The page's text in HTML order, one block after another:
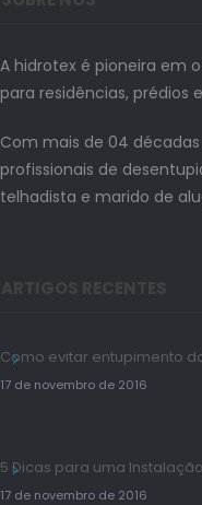
A hidrotex é pioneira em
para residências, prédios
Com mais de 04
profissionais de
telhadista e marido de
Como evitar entupimento
17 de novembro de 2016
5 Dicas para uma
17 de novembro de 2016